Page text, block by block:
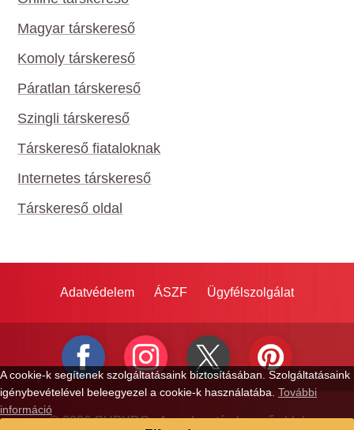
Magyar társkereső
Komoly társkereső
Páratlan társkereső
Szingli társkereső
Társkereső fiataloknak
Internetes társkereső
Társkereső oldal
A cookie-k segítenek szolgáltatásaink biztosításában. Szolgáltatásaink
igénybevételével beleegyezel a cookie-k használatába. További
információ
© 2026 CUPYDO - A modern társkereső oldal
Adatvédelem ÁSZF Ügyfélszolgálat